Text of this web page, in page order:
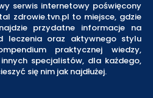
serwis internetowy poświęcony
zdrowie.tvn.pl to miejsce, gdzie
przydatne informacje na
leczenia oraz aktywnego stylu
praktycznej wiedzy,
specjalistów, dla każdego,
się nim jak najdłużej.